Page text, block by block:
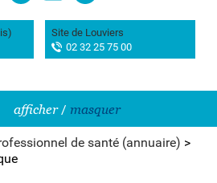
Site de Louviers
02 32 25 75 00
afficher/ masquer
Achard Pierre Hurabielle
de santé (annuaire) >